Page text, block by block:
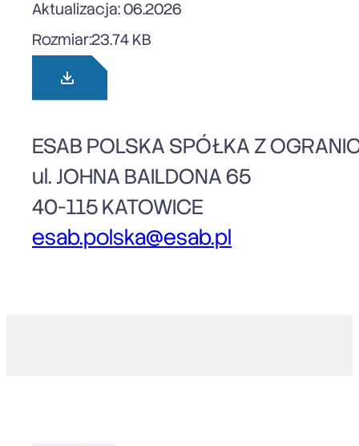
Aktualizacja: 06.2026
Rozmiar:23.74 KB
ESAB POLSKA SPÓŁKA Z
ul. JOHNA BAILDONA 65
40-115 KATOWICE
esab.polska@esab.pl